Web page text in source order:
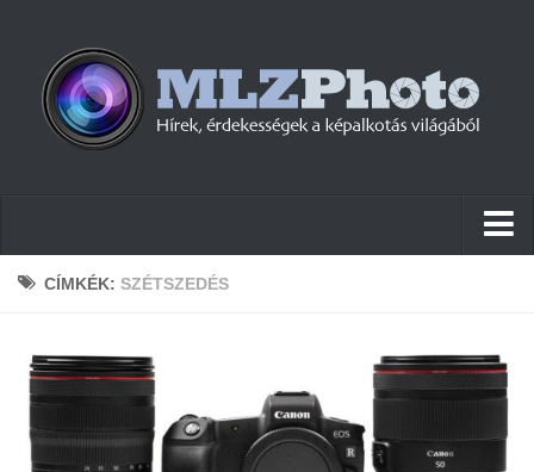
Hírek
Cikkek
Szoftver
CÍMKÉK: SZÉTSZEDÉS